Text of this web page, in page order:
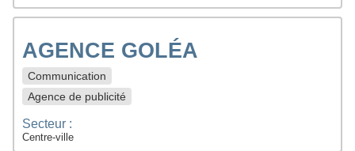
AGENCE GOLÉA
Communication
Agence de publicité
Secteur :
Centre-ville